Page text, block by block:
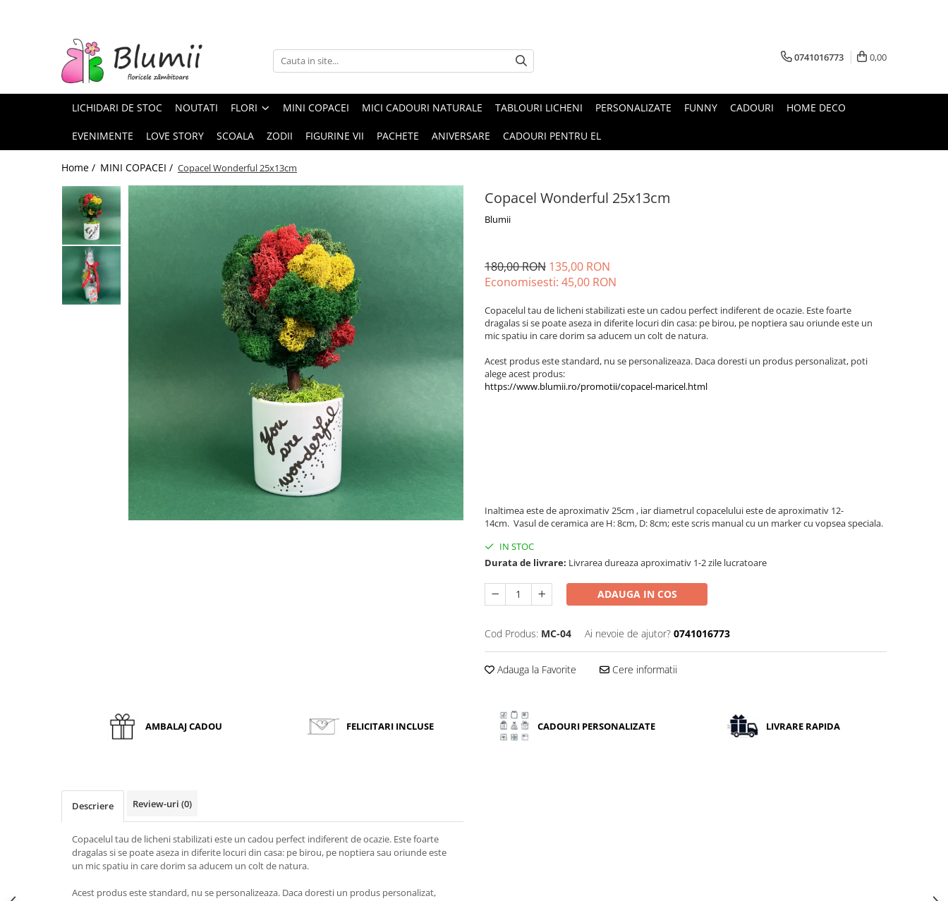
FLORI NATURALE
BUCHETE
ARANJAMENTE
INAPOI LA SCOALA
FLORI CRIOGENATE
0741016773 0,00
LICHIDARI DE STOC NOUTATI FLORI MINI COPACEI MICI CADOURI NATURALE TABLOURI LICHENI PERSONALIZATE FUNNY CADOURI HOME DECO
EVENIMENTE LOVE STORY SCOALA ZODII FIGURINE VII PACHETE ANIVERSARE CADOURI PENTRU EL
Home / MINI COPACEI / Copacel Wonderful 25x13cm
Copacel Wonderful 25x13cm
Blumii
180,00 RON 135,00 RON
Economisesti: 45,00 RON
Copacelul tau de licheni stabilizati este un cadou perfect indiferent de ocazie. Este foarte
dragalas si se poate aseza in diferite locuri din casa: pe birou, pe noptiera sau oriunde este un
mic spatiu in care dorim sa aducem un colt de natura.
Acest produs este standard, nu se personalizeaza. Daca doresti un produs personalizat, poti
alege acest produs:
https://www.blumii.ro/promotii/copacel-maricel.html
Inaltimea este de aproximativ 25cm , iar diametrul copacelului este de aproximativ 12-
14cm. Vasul de ceramica are H: 8cm, D: 8cm; este scris manual cu un marker cu vopsea speciala.
IN STOC
Durata de livrare: Livrarea dureaza aproximativ 1-2 zile lucratoare
ADAUGA IN COS
Cod Produs: MC-04 Ai nevoie de ajutor? 0741016773
Adauga la Favorite Cere informatii
AMBALAJ CADOU FELICITARI INCLUSE CADOURI PERSONALIZATE LIVRARE RAPIDA
Descriere Review-uri (0)
Copacelul tau de licheni stabilizati este un cadou perfect indiferent de ocazie. Este foarte
dragalas si se poate aseza in diferite locuri din casa: pe birou, pe noptiera sau oriunde este
un mic spatiu in care dorim sa aducem un colt de natura.
Acest produs este standard, nu se personalizeaza. Daca doresti un produs personalizat,